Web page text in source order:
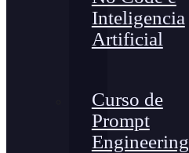
Inteligencia
Artificial
Curso de
Prompt
Engineering